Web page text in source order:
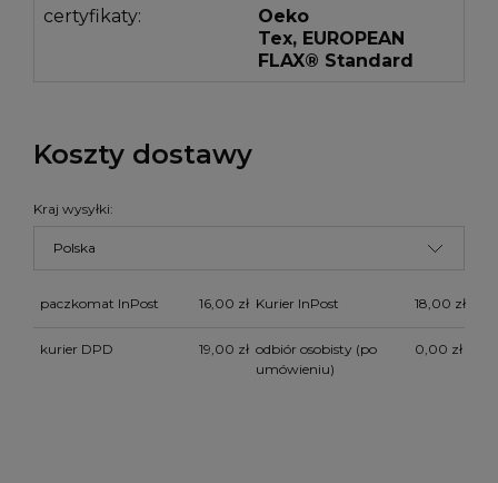
certyfikaty:
Oeko
Tex, EUROPEAN
FLAX® Standard
Koszty dostawy
Kraj wysyłki:
paczkomat InPost 16,00 zł Kurier InPost 18,00 zł
kurier DPD 19,00 zł odbiór osobisty (po
umówieniu)
0,00 zł